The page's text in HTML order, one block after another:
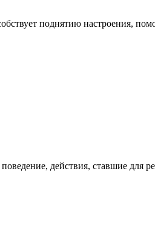
поднятию настроения,
действия, ставшие для